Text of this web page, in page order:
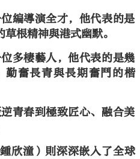
編導演全才，他代表的是
根精神與港式幽默。
多棲藝人，他代表的是幾
勤奮長青與長期奮鬥的楷
青春到極致匠心、融合美
欣潼）則深深嵌入了全球